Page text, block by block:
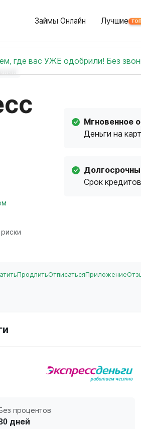
Займы Онлайн Лучшие ТОП
где вас УЖЕ одобрили! Без
Мгновенное
Деньги на
Срок
ПродлитьОтписатьсяПриложение
Без процентов
дней